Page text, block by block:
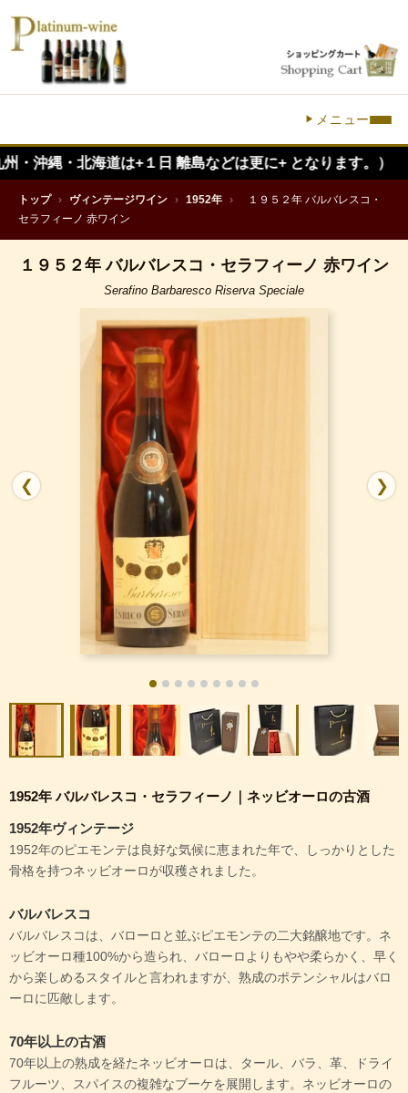
メニュー
海道は+１日 離島などは更に+ となります。）
トップ › ヴィンテージワイン › 1952年 ›
１９５２年 バルバレスコ・
セラフィーノ 赤ワイン
１９５２年 バルバレスコ・セラフィーノ 赤ワイン
Serafino Barbaresco Riserva Speciale
❮ ❯
1952年 バルバレスコ・セラフィーノ｜ネッビオーロの古酒
1952年ヴィンテージ
1952年のピエモンテは良好な気候に恵まれた年で、しっかりとした
骨格を持つネッビオーロが収穫されました。
バルバレスコ
バルバレスコは、バローロと並ぶピエモンテの二大銘醸地です。ネ
ッビオーロ種100%から造られ、バローロよりもやや柔らかく、早く
から楽しめるスタイルと言われますが、熟成のポテンシャルはバロ
ーロに匹敵します。
70年以上の古酒
70年以上の熟成を経たネッビオーロは、タール、バラ、革、ドライ
フルーツ、スパイスの複雑なブーケを展開します。ネッビオーロの